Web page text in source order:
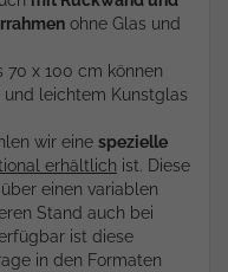
ohne Glas und
x 100 cm können
leichtem Kunstglas
wir eine spezielle
erhältlich ist. Diese
einen variablen
Stand auch bei
ist diese
in den Formaten